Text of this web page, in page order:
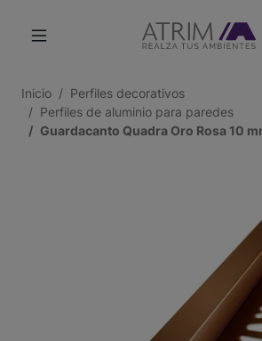
Inicio
Perfiles decorativos
Perfiles de aluminio para paredes
Guardacanto Quadra Oro Rosa 10